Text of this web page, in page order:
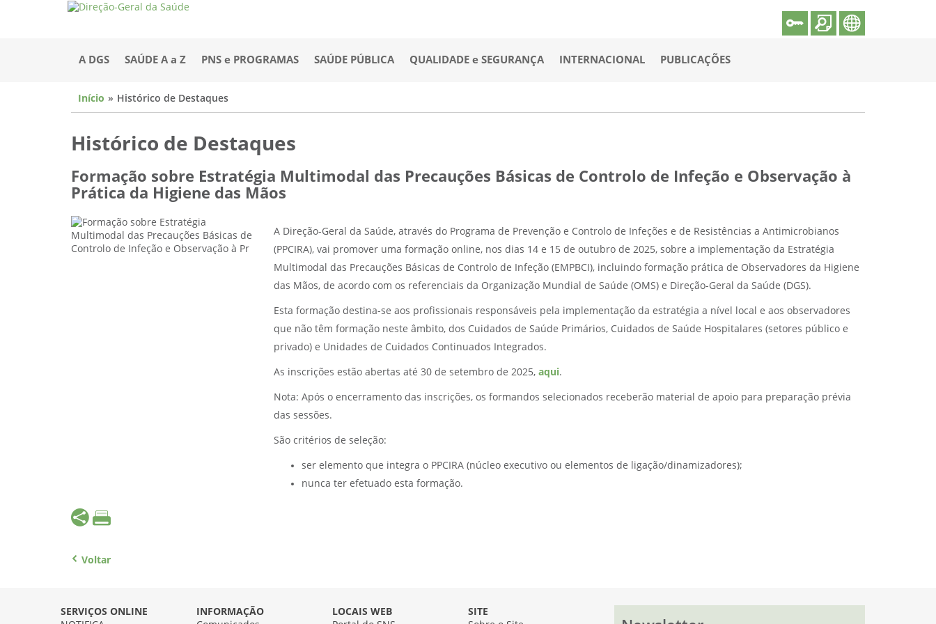
A DGS SAÚDE A a Z PNS e PROGRAMAS SAÚDE PÚBLICA QUALIDADE e SEGURANÇA INTERNACIONAL PUBLICAÇÕES
Início Histórico de Destaques
Histórico de Destaques
Formação sobre Estratégia Multimodal das Precauções Básicas de Controlo de Infeção e Observação à
Prática da Higiene das Mãos
A Direção-Geral da Saúde, através do Programa de Prevenção e Controlo de Infeções e de Resistências a Antimicrobianos
(PPCIRA), vai promover uma formação online, nos dias 14 e 15 de outubro de 2025, sobre a implementação da Estratégia
Multimodal das Precauções Básicas de Controlo de Infeção (EMPBCI), incluindo formação prática de Observadores da Higiene
das Mãos, de acordo com os referenciais da Organização Mundial de Saúde (OMS) e Direção-Geral da Saúde (DGS).
Esta formação destina-se aos profissionais responsáveis pela implementação da estratégia a nível local e aos observadores
que não têm formação neste âmbito, dos Cuidados de Saúde Primários, Cuidados de Saúde Hospitalares (setores público e
privado) e Unidades de Cuidados Continuados Integrados.
As inscrições estão abertas até 30 de setembro de 2025,aqui.
Nota: Após o encerramento das inscrições, os formandos selecionados receberão material de apoio para preparação prévia
das sessões.
São critérios de seleção:
ser elemento que integra o PPCIRA (núcleo executivo ou elementos de ligação/dinamizadores);
nunca ter efetuado esta formação.
Voltar
SERVIÇOS ONLINE INFORMAÇÃO LOCAIS WEB SITE